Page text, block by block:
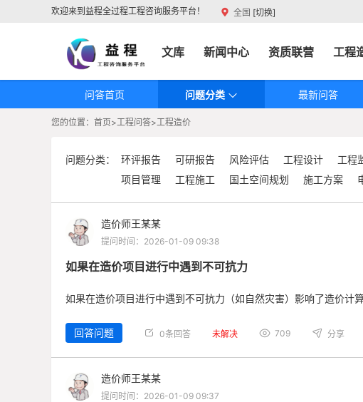
欢迎来到益程全过程工程咨询服务平台！ 全国 [切换]
交易中心 资料文库 新闻中心 资质联营 工程
问答首页 问题分类 最新问答
您的位置： 首页>工程问答>工程造价
问题分类： 环评报告 可研报告 风险评估 工程设计 工程
项目管理
工程施工 国土空间规划 施工方案
造价师王某某
提问时间：2026-01-09 09:38
如果在造价项目进行中遇到不可抗力
如果在造价项目进行中遇到不可抗力（如自然灾害）影响了造价计
回答问题 0条回答 未解决 709 分享
造价师王某某
提问时间：2026-01-09 09:37